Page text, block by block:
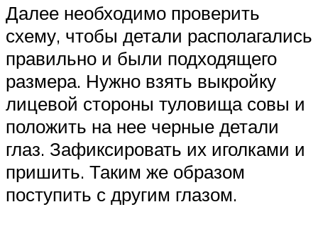
Далее необходимо проверить
схему, чтобы детали располагались
правильно и были подходящего
размера. Нужно взять выкройку
лицевой стороны туловища совы и
положить на нее черные детали
глаз. Зафиксировать их иголками и
пришить. Таким же образом
поступить с другим глазом.